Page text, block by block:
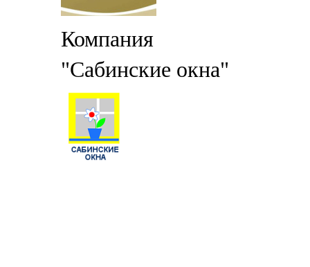
Компания
"Сабинские окна"